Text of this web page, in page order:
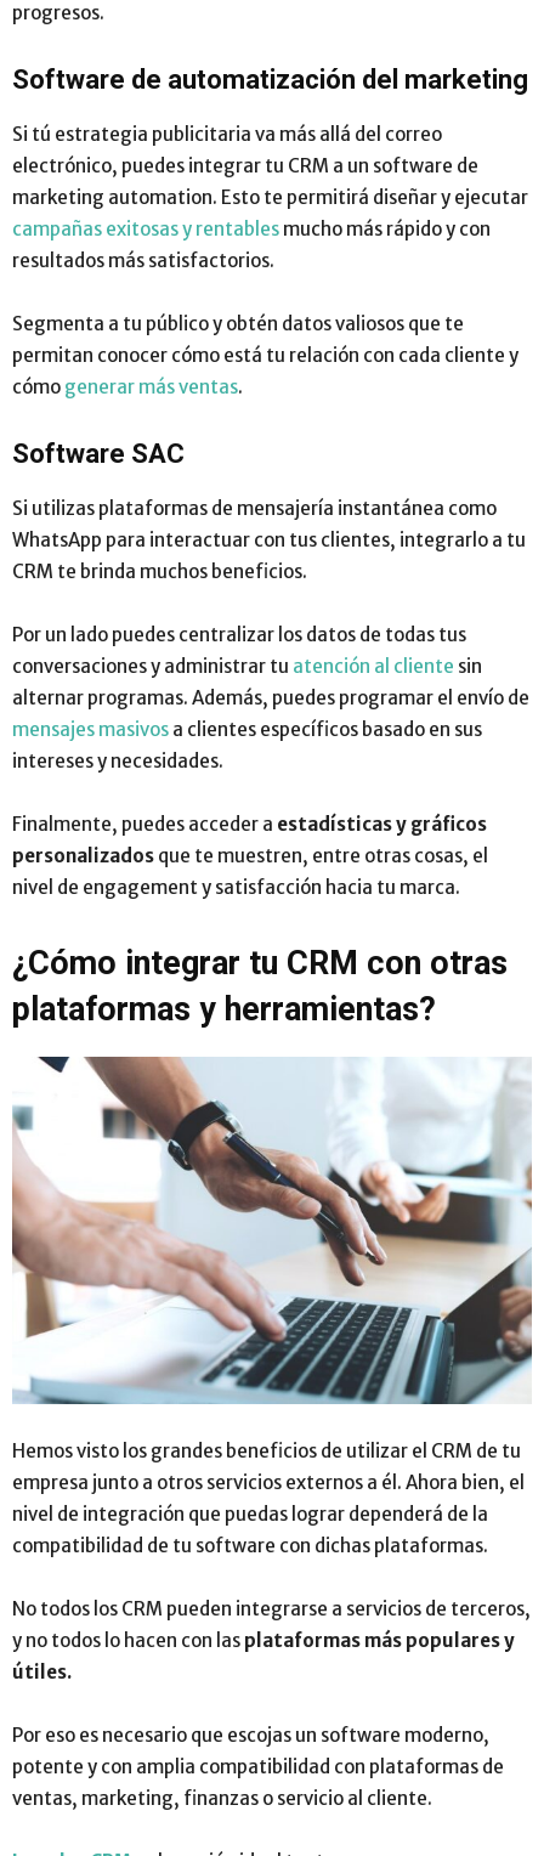
progresos.
Software de automatización del marketing
Si tú estrategia publicitaria va más allá del correo
electrónico, puedes integrar tu CRM a un software de
marketing automation. Esto te permitirá diseñar y ejecutar
campañas exitosas y rentables mucho más rápido y con
resultados más satisfactorios.
Segmenta a tu público y obtén datos valiosos que te
permitan conocer cómo está tu relación con cada cliente y
cómo generar más ventas.
Software SAC
Si utilizas plataformas de mensajería instantánea como
WhatsApp para interactuar con tus clientes, integrarlo a tu
CRM te brinda muchos beneficios.
Por un lado puedes centralizar los datos de todas tus
conversaciones y administrar tu atención al cliente sin
alternar programas. Además, puedes programar el envío de
mensajes masivos a clientes específicos basado en sus
intereses y necesidades.
Finalmente, puedes acceder a estadísticas y gráficos
personalizados que te muestren, entre otras cosas, el
nivel de engagement y satisfacción hacia tu marca.
¿Cómo integrar tu CRM con otras
plataformas y herramientas?
Hemos visto los grandes beneficios de utilizar el CRM de tu
empresa junto a otros servicios externos a él. Ahora bien, el
nivel de integración que puedas lograr dependerá de la
compatibilidad de tu software con dichas plataformas.
No todos los CRM pueden integrarse a servicios de terceros,
y no todos lo hacen con las plataformas más populares y
útiles.
Por eso es necesario que escojas un software moderno,
potente y con amplia compatibilidad con plataformas de
ventas, marketing, finanzas o servicio al cliente.